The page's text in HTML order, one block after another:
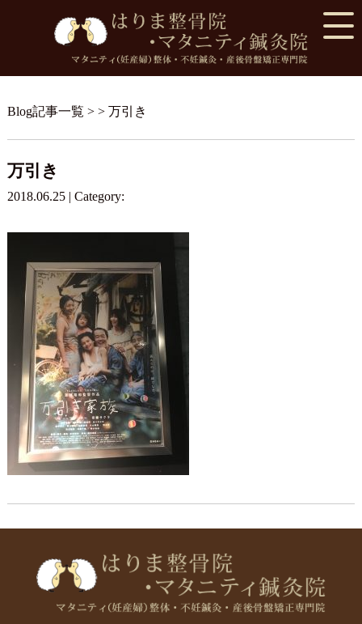
Blog記事一覧 > > 万引き
万引き
2018.06.25 | Category: